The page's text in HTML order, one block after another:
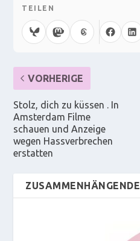
TEILEN
VORHERIGE
Stolz, dich zu küssen . In
Amsterdam Filme
schauen und Anzeige
wegen Hassverbrechen
erstatten